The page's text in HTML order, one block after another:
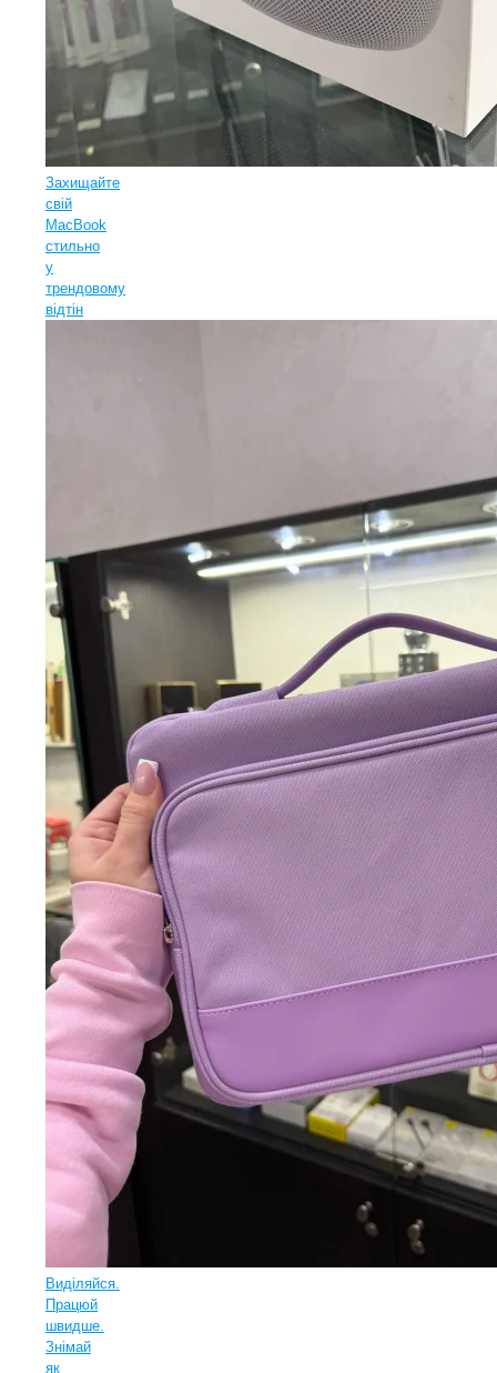
Захищайте
свій
MacBook
стильно
у
трендовому
відтін
Виділяйся.
Працюй
швидше.
Знімай
як